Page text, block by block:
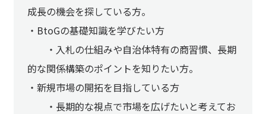
成長の機会を探している方。
・BtoGの基礎知識を学びたい方
・入札の仕組みや自治体特有の商習慣、長期
的な関係構築のポイントを知りたい方。
・新規市場の開拓を目指している方
・長期的な視点で市場を広げたいと考えてお